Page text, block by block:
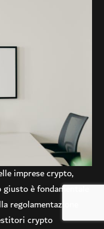
imprese crypto,
è fondamentale
crypto